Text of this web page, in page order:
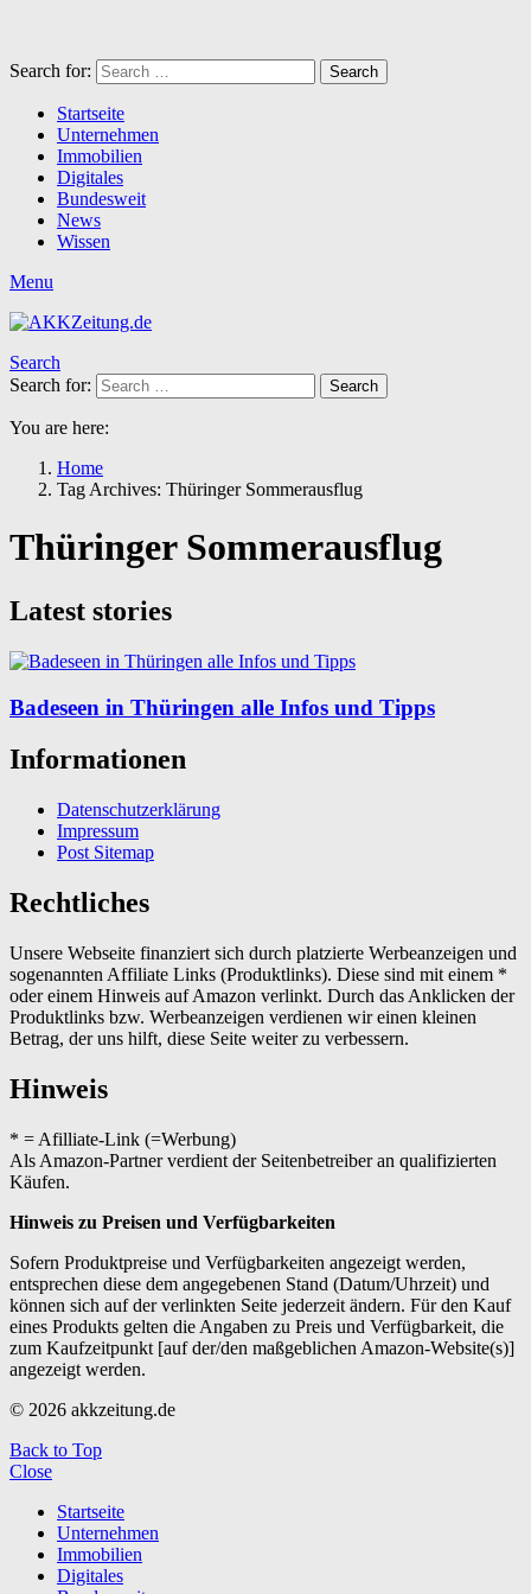
Search for: Search
Startseite
Unternehmen
Immobilien
Digitales
Bundesweit
News
Wissen
Menu
Search
Search for:
Search
You are here:
Home
Tag Archives: Thüringer Sommerausflug
Thüringer Sommerausflug
Latest stories
Badeseen in Thüringen alle Infos und Tipps
Informationen
Datenschutzerklärung
Impressum
Post Sitemap
Rechtliches
Unsere Webseite finanziert sich durch platzierte Werbeanzeigen und
sogenannten Affiliate Links (Produktlinks). Diese sind mit einem *
oder einem Hinweis auf Amazon verlinkt. Durch das Anklicken der
Produktlinks bzw. Werbeanzeigen verdienen wir einen kleinen
Betrag, der uns hilft, diese Seite weiter zu verbessern.
Hinweis
* = Afilliate-Link (=Werbung)
Als Amazon-Partner verdient der Seitenbetreiber an qualifizierten
Käufen.
Hinweis zu Preisen und Verfügbarkeiten
Sofern Produktpreise und Verfügbarkeiten angezeigt werden,
entsprechen diese dem angegebenen Stand (Datum/Uhrzeit) und
können sich auf der verlinkten Seite jederzeit ändern. Für den Kauf
eines Produkts gelten die Angaben zu Preis und Verfügbarkeit, die
zum Kaufzeitpunkt [auf der/den maßgeblichen Amazon-Website(s)]
angezeigt werden.
© 2026 akkzeitung.de
Back to Top
Close
Startseite
Unternehmen
Immobilien
Digitales